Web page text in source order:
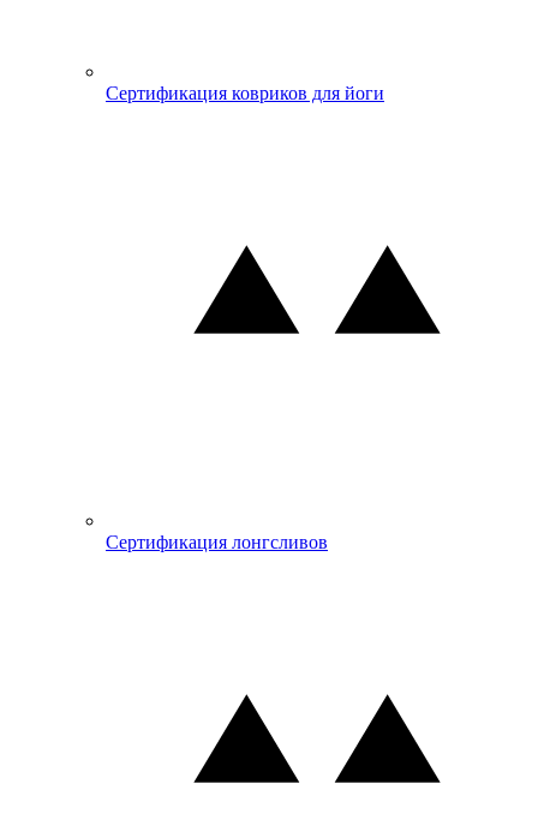
Сертификация ковриков для йоги
Сертификация лонгсливов